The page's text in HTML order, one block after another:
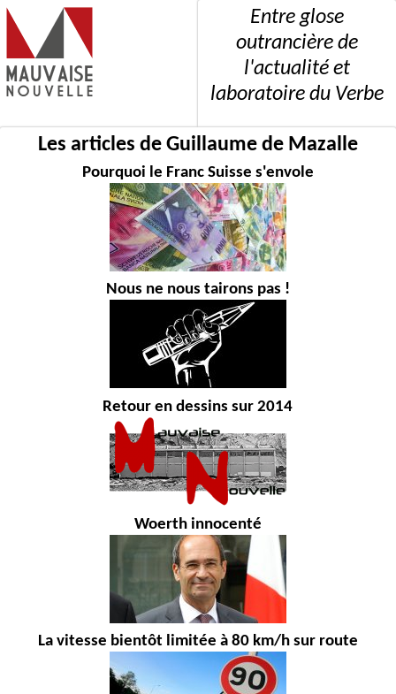
Entre glose
outrancière de
l'actualité et
laboratoire du Verbe
Les articles de Guillaume de Mazalle
Pourquoi le Franc Suisse s'envole
Nous ne nous tairons pas !
Retour en dessins sur 2014
Woerth innocenté
La vitesse bientôt limitée à 80 km/h sur route